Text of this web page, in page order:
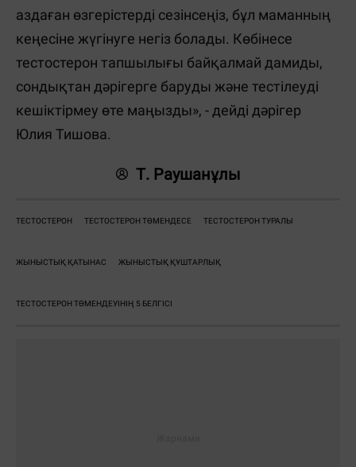
аздаған өзгерістерді сезінсеңіз, бұл маманның
кеңесіне жүгінуге негіз болады. Көбінесе
тестостерон тапшылығы байқалмай дамиды,
сондықтан дәрігерге баруды және тестілеуді
кешіктірмеу өте маңызды», - дейді дәрігер
Юлия Тишова.
Т. Раушанұлы
ТЕСТОСТЕРОН ТЕСТОСТЕРОН ТӨМЕНДЕСЕ ТЕСТОСТЕРОН ТУРАЛЫ
ЖЫНЫСТЫҚ ҚАТЫНАС ЖЫНЫСТЫҚ ҚҰШТАРЛЫҚ
ТЕСТОСТЕРОН ТӨМЕНДЕУІНІҢ 5 БЕЛГІСІ